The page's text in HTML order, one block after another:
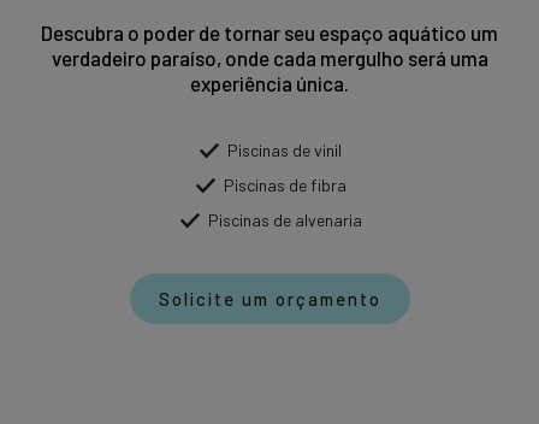
Descubra o poder de tornar seu espaço aquático um
verdadeiro paraíso, onde cada mergulho será uma
experiência única.
Piscinas de vinil
Piscinas de fibra
Piscinas de alvenaria
Solicite um orçamento